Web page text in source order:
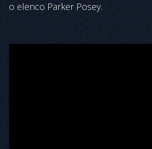
o elenco Parker Posey.